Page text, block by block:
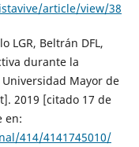
article/view/38
LGR, Beltrán DFL,
durante la
Mayor de
2019 [citado 17 de
en:
414/4141745010/